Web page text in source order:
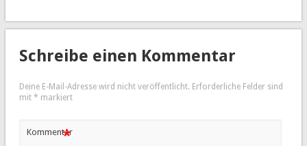
Schreibe einen Kommentar
Deine E-Mail-Adresse wird nicht veröffentlicht. Erforderliche Felder sind
mit * markiert
Kommentar
*